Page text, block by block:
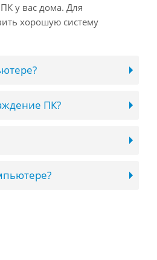
у вас дома. Для
хорошую систему
ПК?